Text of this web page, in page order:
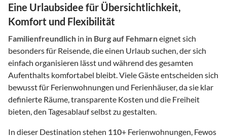
Eine Urlaubsidee für Übersichtlichkeit,
Komfort und Flexibilität
Familienfreundlich in in Burg auf Fehmarneignet sich
besonders für Reisende, die einen Urlaub suchen, der sich
einfach organisieren lässt und während des gesamten
Aufenthalts komfortabel bleibt. Viele Gäste entscheiden sich
bewusst für Ferienwohnungen und Ferienhäuser, da sie klar
definierte Räume, transparente Kosten und die Freiheit
bieten, den Tagesablauf selbst zu gestalten.
In dieser Destination stehen 110+ Ferienwohnungen, Fewos